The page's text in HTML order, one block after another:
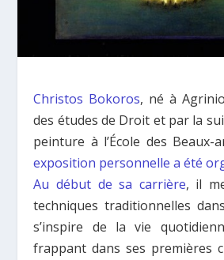
Christos Bokoros, né à
des études de Droit et par la
peinture à l’École des Beaux-
exposition personnelle a été
Au début de sa carrière, il
techniques traditionnelles
s’inspire de la vie
frappant dans ses premières